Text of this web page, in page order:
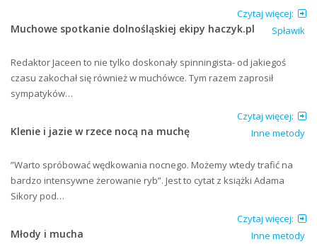
Czytaj więcej:
Spławik
Muchowe spotkanie dolnośląskiej ekipy haczyk.pl
Redaktor Jaceen to nie tylko doskonały spinningista- od jakiegoś
czasu zakochał się również w muchówce. Tym razem zaprosił
sympatyków…
Czytaj więcej:
Inne metody
Klenie i jazie w rzece nocą na muchę
”Warto spróbować wędkowania nocnego. Możemy wtedy trafić na
bardzo intensywne żerowanie ryb”. Jest to cytat z książki Adama
Sikory pod…
Czytaj więcej:
Inne metody
Młody i mucha